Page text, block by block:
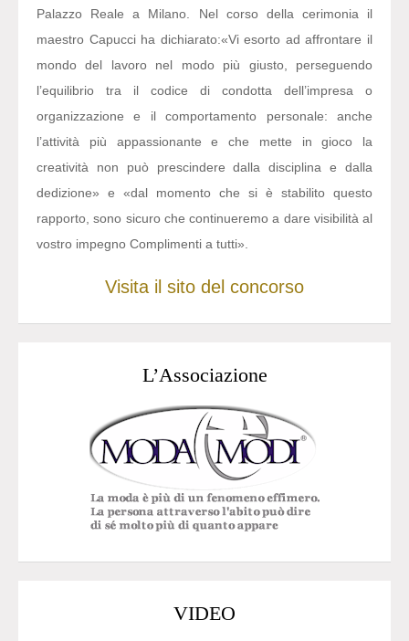
Palazzo Reale a Milano. Nel corso della cerimonia il
maestro Capucci ha dichiarato:«Vi esorto ad affrontare il
mondo del lavoro nel modo più giusto, perseguendo
l’equilibrio tra il codice di condotta dell’impresa o
organizzazione e il comportamento personale: anche
l’attività più appassionante e che mette in gioco la
creatività non può prescindere dalla disciplina e dalla
dedizione» e «dal momento che si è stabilito questo
rapporto, sono sicuro che continueremo a dare visibilità al
vostro impegno Complimenti a tutti».
Visita il sito del concorso
L’Associazione
VIDEO